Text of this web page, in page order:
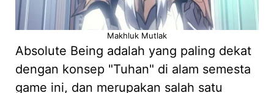
Makhluk Mutlak
Absolute Being adalah yang paling dekat
dengan konsep "Tuhan" di alam semesta
game ini, dan merupakan salah satu